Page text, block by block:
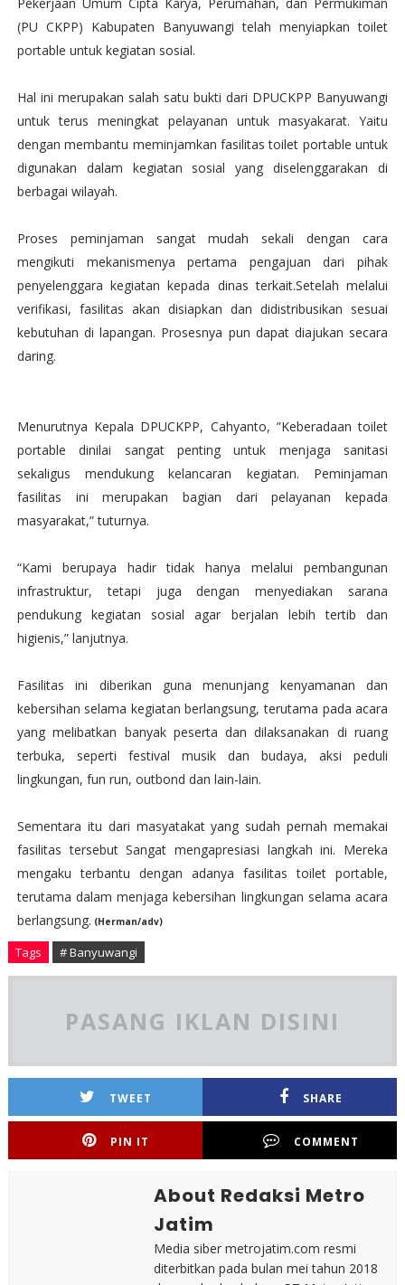
(PU CKPP) Kabupaten Banyuwangi telah menyiapkan toilet
portable untuk kegiatan sosial.
Hal ini merupakan salah satu bukti dari DPUCKPP Banyuwangi
untuk terus meningkat pelayanan untuk masyakarat. Yaitu
dengan membantu meminjamkan fasilitas toilet portable untuk
digunakan dalam kegiatan sosial yang diselenggarakan di
berbagai wilayah.
Proses peminjaman sangat mudah sekali dengan cara
mengikuti mekanismenya pertama pengajuan dari pihak
penyelenggara kegiatan kepada dinas terkait.Setelah melalui
verifikasi, fasilitas akan disiapkan dan didistribusikan sesuai
kebutuhan di lapangan. Prosesnya pun dapat diajukan secara
daring.
Menurutnya Kepala DPUCKPP, Cahyanto, ”Keberadaan toilet
portable dinilai sangat penting untuk menjaga sanitasi
sekaligus mendukung kelancaran kegiatan. Peminjaman
fasilitas ini merupakan bagian dari pelayanan kepada
masyarakat,” tuturnya.
“Kami berupaya hadir tidak hanya melalui pembangunan
infrastruktur, tetapi juga dengan menyediakan sarana
pendukung kegiatan sosial agar berjalan lebih tertib dan
higienis,” lanjutnya.
Fasilitas ini diberikan guna menunjang kenyamanan dan
kebersihan selama kegiatan berlangsung, terutama pada acara
yang melibatkan banyak peserta dan dilaksanakan di ruang
terbuka, seperti festival musik dan budaya, aksi peduli
lingkungan, fun run, outbond dan lain-lain.
Sementara itu dari masyatakat yang sudah pernah memakai
fasilitas tersebut Sangat mengapresiasi langkah ini. Mereka
mengaku terbantu dengan adanya fasilitas toilet portable,
terutama dalam menjaga kebersihan lingkungan selama acara
berlangsung. (Herman/adv)
Tags # Banyuwangi
PASANG IKLAN DISINI
TWEET SHARE
PIN IT COMMENT
About Redaksi Metro
Jatim
Media siber metrojatim.com resmi
diterbitkan pada bulan mei tahun 2018